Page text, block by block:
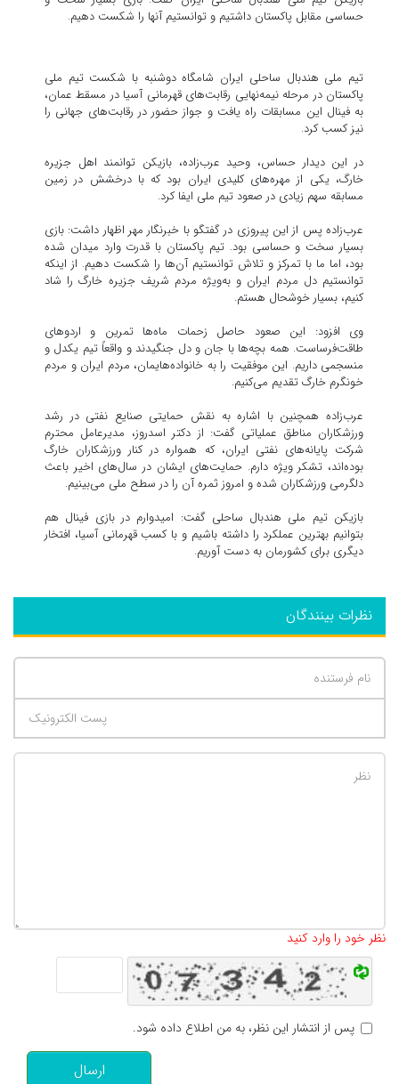
حساسی مقابل پاکستان داشتیم و توانستیم آنها را شکست دهیم.
تیم ملی هندبال ساحلی ایران شامگاه دوشنبه با شکست تیم ملی
پاکستان در مرحله نیمه‌نهایی رقابت‌های قهرمانی آسیا در مسقط عمان،
به فینال این مسابقات راه یافت و جواز حضور در رقابت‌های جهانی را
نیز کسب کرد.
در این دیدار حساس، وحید عرب‌زاده، بازیکن توانمند اهل جزیره
خارگ، یکی از مهره‌های کلیدی ایران بود که با درخشش در زمین
مسابقه سهم زیادی در صعود تیم ملی ایفا کرد.
عرب‌زاده پس از این پیروزی در گفتگو با خبرنگار مهر اظهار داشت: بازی
بسیار سخت و حساسی بود. تیم پاکستان با قدرت وارد میدان شده
بود، اما ما با تمرکز و تلاش توانستیم آن‌ها را شکست دهیم. از اینکه
توانستیم دل مردم ایران و به‌ویژه مردم شریف جزیره خارگ را شاد
کنیم، بسیار خوشحال هستم.
وی افزود: این صعود حاصل زحمات ماه‌ها تمرین و اردوهای
طاقت‌فرساست. همه بچه‌ها با جان و دل جنگیدند و واقعاً تیم یکدل و
منسجمی داریم. این موفقیت را به خانواده‌هایمان، مردم ایران و مردم
خونگرم خارگ تقدیم می‌کنیم.
عرب‌زاده همچنین با اشاره به نقش حمایتی صنایع نفتی در رشد
ورزشکاران مناطق عملیاتی گفت: از دکتر اسدروز، مدیرعامل محترم
شرکت پایانه‌های نفتی ایران، که همواره در کنار ورزشکاران خارگ
بوده‌اند، تشکر ویژه دارم. حمایت‌های ایشان در سال‌های اخیر باعث
دلگرمی ورزشکاران شده و امروز ثمره آن را در سطح ملی می‌بینیم.
بازیکن تیم ملی هندبال ساحلی گفت: امیدوارم در بازی فینال هم
بتوانیم بهترین عملکرد را داشته باشیم و با کسب قهرمانی آسیا، افتخار
دیگری برای کشورمان به دست آوریم.
نظرات بینندگان
نظر خود را وارد کنید
پس از انتشار این نظر، به من اطلاع داده شود.
ارسال